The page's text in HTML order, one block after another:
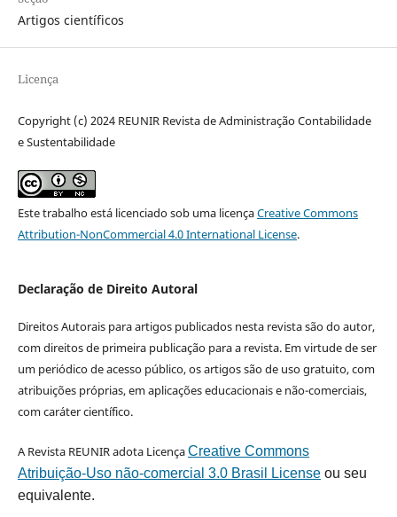
Artigos científicos
Licença
Copyright (c) 2024 REUNIR Revista de Administração Contabilidade
e Sustentabilidade
Este trabalho está licenciado sob uma licençaCreative Commons
Attribution-NonCommercial 4.0 International License.
Declaração de Direito Autoral
Direitos Autorais para artigos publicados nesta revista são do autor,
com direitos de primeira publicação para a revista. Em virtude de ser
um periódico de acesso público, os artigos são de uso gratuito, com
atribuições próprias, em aplicações educacionais e não-comerciais,
com caráter científico.
A Revista REUNIR adota LicençaCreative Commons
Atribuição-Uso não-comercial 3.0 Brasil Licenseou seu
equivalente.